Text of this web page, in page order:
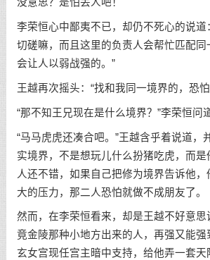
没意思？是怕丢人吧！
李荣恒心中鄙夷不已，却仍不死心的说道
切磋嘛，而且这里的负责人会帮忙匹配同
会让人以弱战强的。”
王越再次摇头：“找和我同一境界的，恐
“那不知王兄现在是什么境界？”李荣恒问
“马马虎虎还凑合吧。”王越含乎着说道，
实境界，不是想玩儿什么扮猪吃虎，而是
人还不错，如果自己把修为境界告诉他
大的压力，那二人恐怕就做不成朋友了。
然而，在李荣恒看来，却是王越不好意思
竟金陵那种小地方出来的人，再强又能强
玄女宫现任宫主暗中支持，给他弄一套天